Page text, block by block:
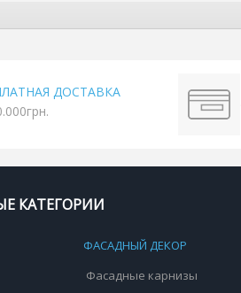
ДОСТАВКА
КАТЕГОРИИ
ФАСАДНЫЙ ДЕКОР
Фасадные карнизы